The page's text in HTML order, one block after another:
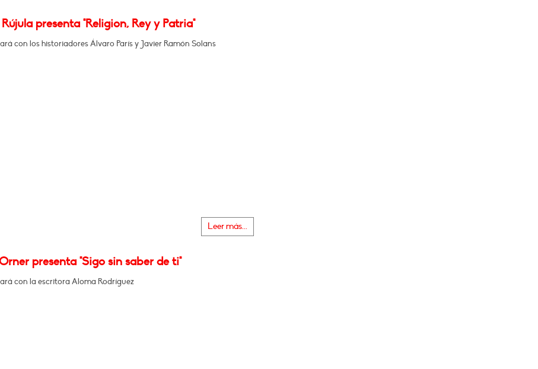
presenta "Religion, Rey y Patria"
con los historiadores Álvaro París y Javier Ramón Solans
Leer más...
presenta "Sigo sin saber de ti"
con la escritora Aloma Rodríguez